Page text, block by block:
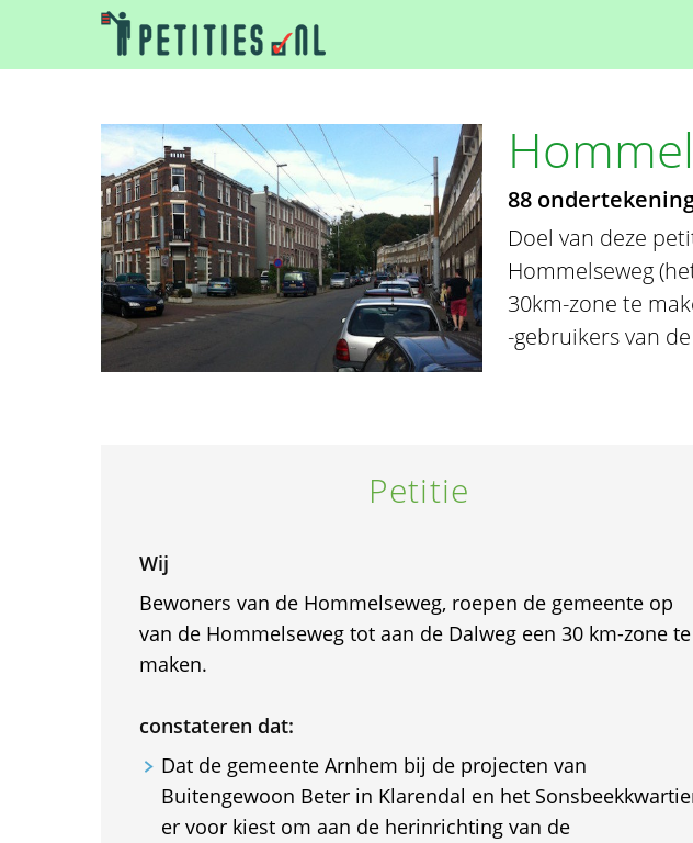
88
Doel van deze
Hommelseweg
30km-zone te
-gebruikers van
Petitie
Wij
Bewoners van de Hommelseweg, roepen de gemeente op
van de Hommelseweg tot aan de Dalweg een 30 km-zone te
maken.
constateren dat:
Dat de gemeente Arnhem bij de projecten van
Buitengewoon Beter in Klarendal en het
er voor kiest om aan de herinrichting van de